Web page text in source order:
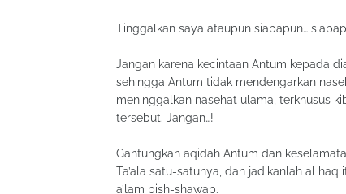
Tinggalkan saya ataupun siapapun…
Jangan karena kecintaan Antum kepada
sehingga Antum tidak mendengarkan
meninggalkan nasehat ulama, terkhusus
tersebut. Jangan…!
Gantungkan aqidah Antum dan
Ta’ala satu-satunya, dan jadikanlah al
a’lam bish-shawab.